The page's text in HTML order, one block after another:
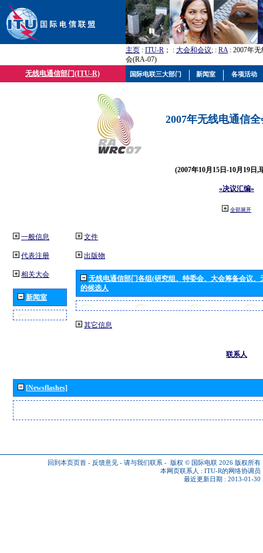
主页 : ITU-R ； : 大会和会议; : RA: 2007年
会(RA-07)
无线电通信部门(ITU-R)
2007年无线电通信
(2007年10月15日-10月19日,
«决议汇编»
全部展开
一般信息
代表注册
相关大会
新闻室
文件
出版物
无线电通信部门各组(研究组、特委会、大会筹备会议
的候选人
其它信息
联系人
[Newsflashes]
回到本页页首 - 反馈意见 - 请与我们联系 - 版权 © 国际电联 2026 版权所有
本网页联系人 : ITU-R的网络协调员
最近更新日期 : 2013-01-30
国际电联三大部门 新闻室 各项活动